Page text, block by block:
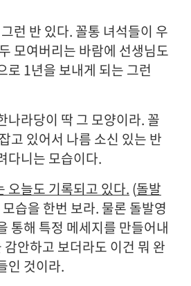
런 반 있다. 꼴통 녀석들이 우
모여버리는 바람에 선생님도
로 1년을 보내게 되는 그런
나라당이 딱 그 모양이라. 꼴
고 있어서 나름 소신 있는 반
다니는 모습이다.
오늘도 기록되고 있다. (돌발
습을 한번 보라. 물론 돌발영
통해 특정 메세지를 만들어내
안하고 보더라도 이건 뭐 완
인 것이라.